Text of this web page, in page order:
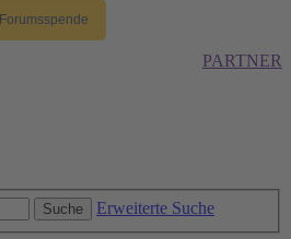
Forumsspende
PARTNER
Suche Erweiterte Suche